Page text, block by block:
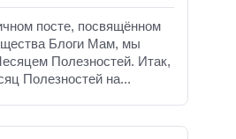
посте, посвящённом
Блоги Мам, мы
Полезностей. Итак,
Полезностей на...